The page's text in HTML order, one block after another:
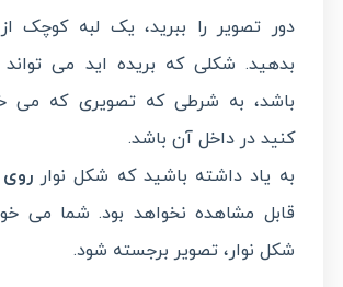
دور تصویر را ببرید، یک لبه کوچک
بدهید. شکلی که بریده اید می
باشد، به شرطی که تصویری که می
کنید در داخل آن باشد.
به یاد داشته باشید که شکل نوارروی
قابل مشاهده نخواهد بود. شما می
شکل نوار، تصویر برجسته شود.